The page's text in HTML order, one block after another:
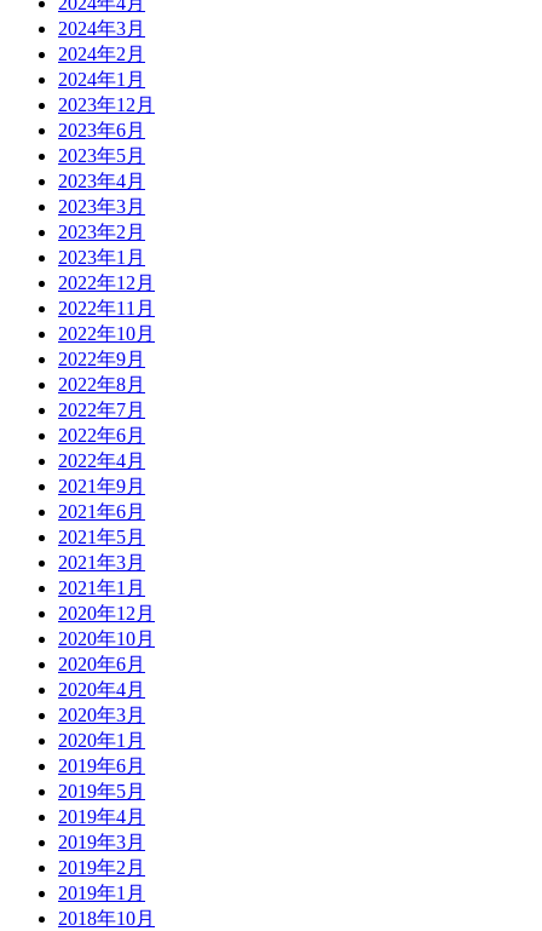
2024年3月
2024年2月
2024年1月
2023年12月
2023年6月
2023年5月
2023年4月
2023年3月
2023年2月
2023年1月
2022年12月
2022年11月
2022年10月
2022年9月
2022年8月
2022年7月
2022年6月
2022年4月
2021年9月
2021年6月
2021年5月
2021年3月
2021年1月
2020年12月
2020年10月
2020年6月
2020年4月
2020年3月
2020年1月
2019年6月
2019年5月
2019年4月
2019年3月
2019年2月
2019年1月
2018年10月